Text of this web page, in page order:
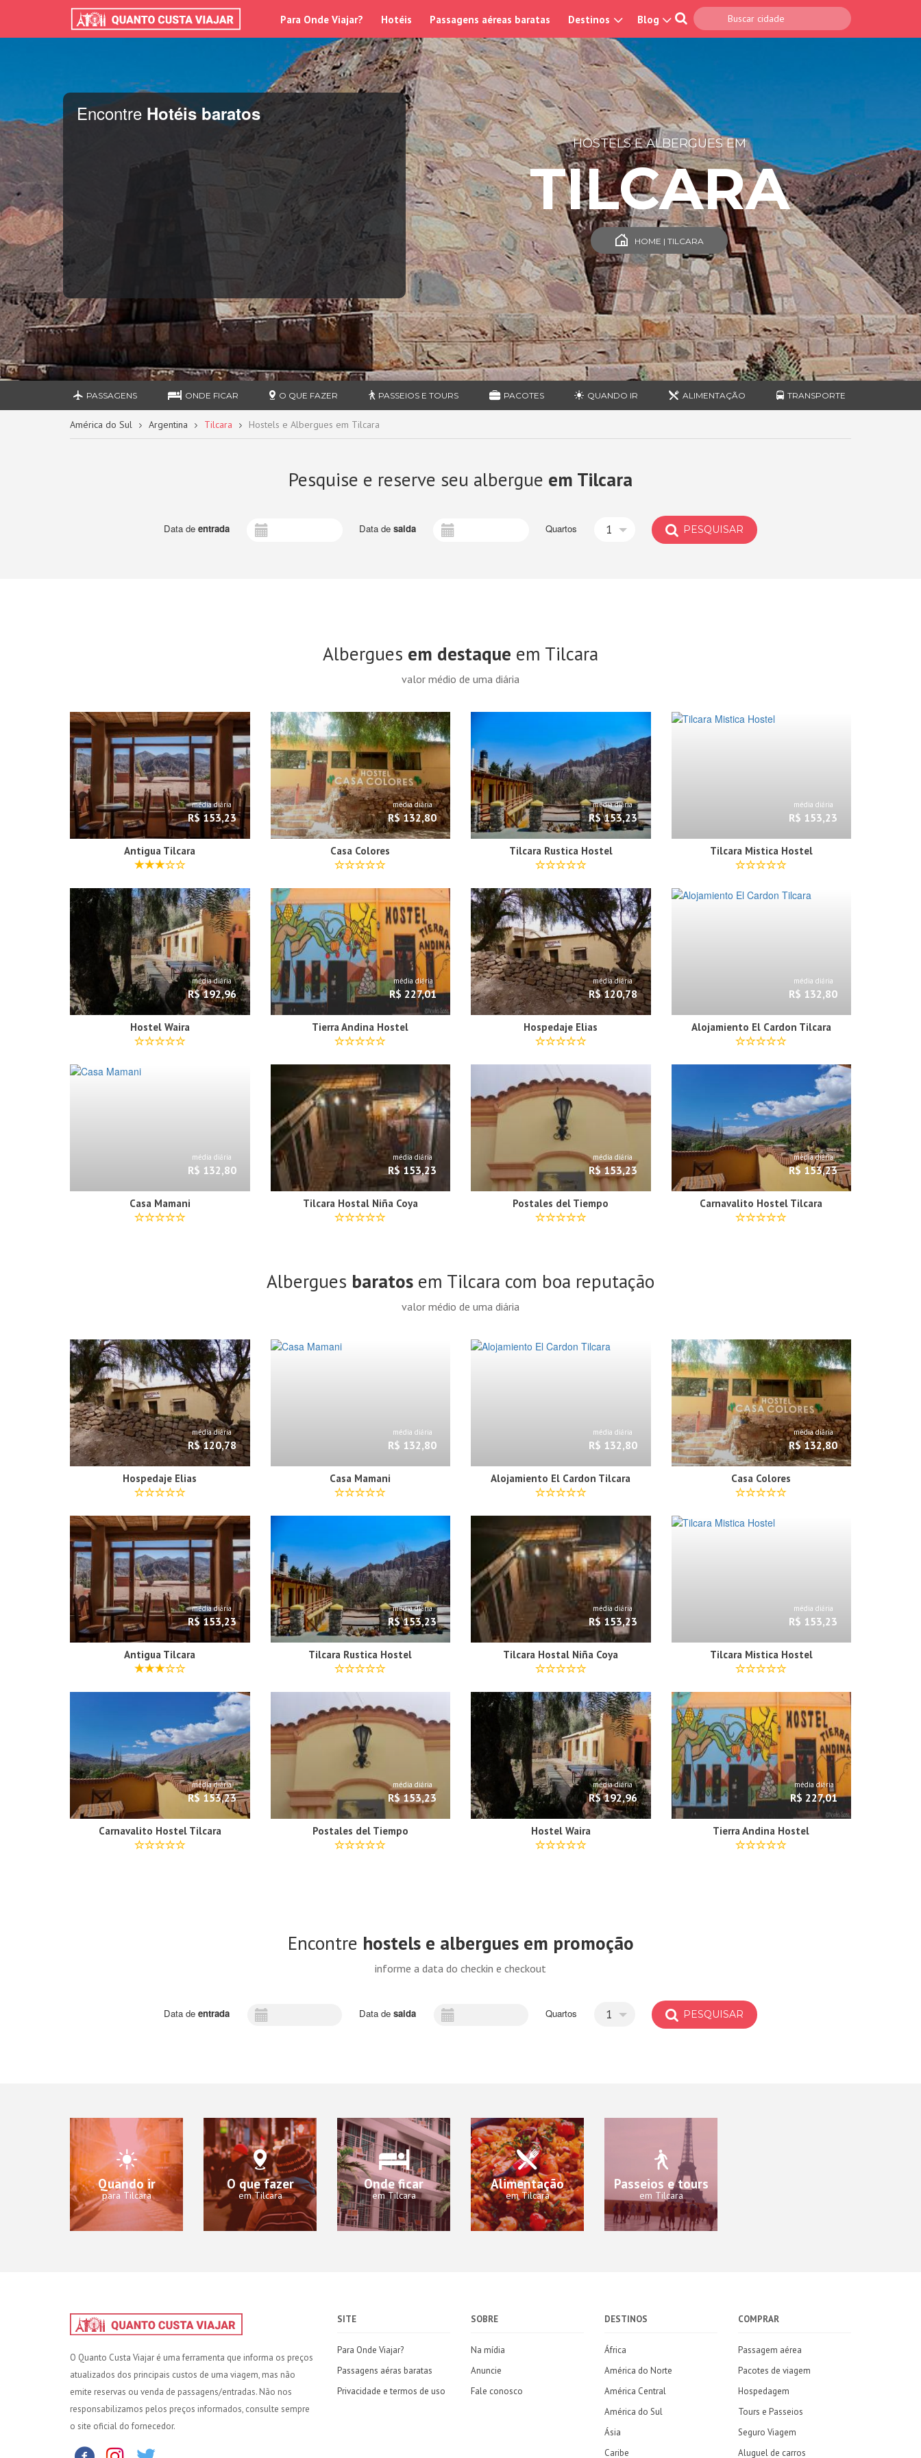
Para Onde Viajar? Hotéis Passagens aéreas baratas Destinos Blog
Encontre Hotéis baratos
HOSTELS E ALBERGUES EM
TILCARA
HOME | TILCARA
PASSAGENS ONDE FICAR O QUE FAZER PASSEIOS E TOURS PACOTES QUANDO IR ALIMENTAÇÃO TRANSPORTE
América do Sul Argentina Tilcara Hostels e Albergues em Tilcara
Pesquise e reserve seu albergue em Tilcara
Data de entrada Data de saida Quartos 1 PESQUISAR
Albergues em destaque em Tilcara
valor médio de uma diária
média diária
R$ 153,23
Antigua Tilcara
média diária
R$ 132,80
Casa Colores
média diária
R$ 153,23
Tilcara Rustica Hostel
média diária
R$ 153,23
Tilcara Mistica Hostel
média diária
R$ 192,96
Hostel Waira
média diária
R$ 227,01
Tierra Andina Hostel
média diária
R$ 120,78
Hospedaje Elias
média diária
R$ 132,80
Alojamiento El Cardon Tilcara
média diária
R$ 132,80
Casa Mamani
média diária
R$ 153,23
Tilcara Hostal Niña Coya
média diária
R$ 153,23
Postales del Tiempo
média diária
R$ 153,23
Carnavalito Hostel Tilcara
Albergues baratos em Tilcara com boa reputação
valor médio de uma diária
média diária
R$ 120,78
Hospedaje Elias
média diária
R$ 132,80
Casa Mamani
média diária
R$ 132,80
Alojamiento El Cardon Tilcara
média diária
R$ 132,80
Casa Colores
média diária
R$ 153,23
Antigua Tilcara
média diária
R$ 153,23
Tilcara Rustica Hostel
média diária
R$ 153,23
Tilcara Hostal Niña Coya
média diária
R$ 153,23
Tilcara Mistica Hostel
média diária
R$ 153,23
Carnavalito Hostel Tilcara
média diária
R$ 153,23
Postales del Tiempo
média diária
R$ 192,96
Hostel Waira
média diária
R$ 227,01
Tierra Andina Hostel
Encontre hostels e albergues em promoção
informe a data do checkin e checkout
Data de entrada Data de saida Quartos 1 PESQUISAR
Quando ir
para Tilcara
O que fazer
em Tilcara
Onde ficar
em Tilcara
Alimentação
em Tilcara
Passeios e tours
em Tilcara
O Quanto Custa Viajar é uma ferramenta que informa os preços
atualizados dos principais custos de uma viagem, mas não
emite reservas ou venda de passagens/entradas. Não nos
responsabilizamos pelos preços informados, consulte sempre
o site oficial do fornecedor.
SITE
Para Onde Viajar?
Passagens aéras baratas
Privacidade e termos de uso
SOBRE
Na mídia
Anuncie
Fale conosco
DESTINOS
África
América do Norte
América Central
América do Sul
Ásia
Caribe
COMPRAR
Passagem aérea
Pacotes de viagem
Hospedagem
Tours e Passeios
Seguro Viagem
Aluguel de carros